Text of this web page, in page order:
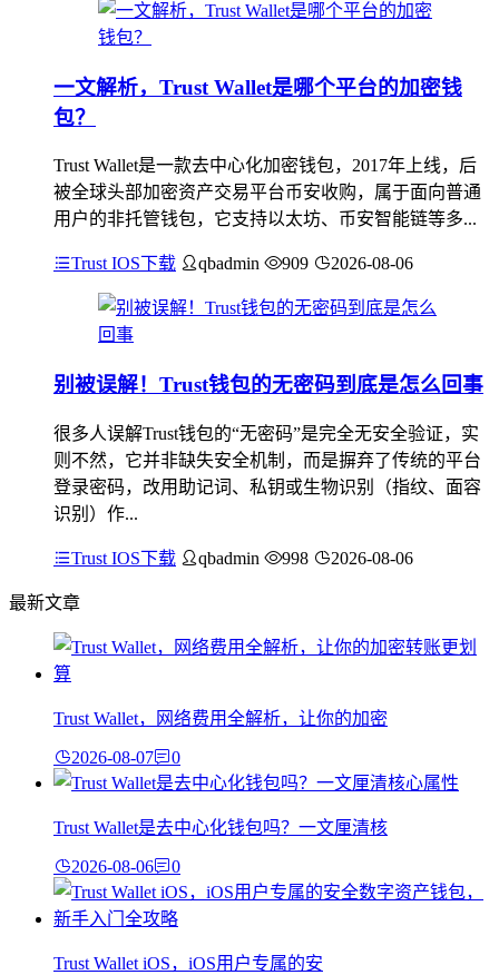
一文解析，Trust Wallet是哪个平台的加密钱
包？
Trust Wallet是一款去中心化加密钱包，2017年上线，后
被全球头部加密资产交易平台币安收购，属于面向普通
用户的非托管钱包，它支持以太坊、币安智能链等多...
Trust IOS下载 qbadmin 909 2026-08-06
别被误解！Trust钱包的无密码到底是怎么回事
很多人误解Trust钱包的“无密码”是完全无安全验证，实
则不然，它并非缺失安全机制，而是摒弃了传统的平台
登录密码，改用助记词、私钥或生物识别（指纹、面容
识别）作...
Trust IOS下载 qbadmin 998 2026-08-06
最新文章
Trust Wallet，网络费用全解析，让你的加密
2026-08-07 0
Trust Wallet是去中心化钱包吗？一文厘清核
2026-08-06 0
Trust Wallet iOS，iOS用户专属的安